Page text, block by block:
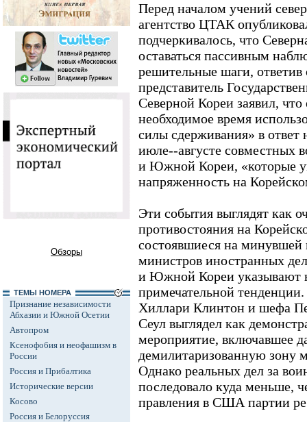
Обзоры
ТЕМЫ НОМЕРА
Признание независимости
Абхазии и Южной Осетии
Автопром
Ксенофобия и неофашизм в
России
Россия и Прибалтика
Исторические версии
Косово
Россия и Белоруссия
Перед началом учений
агентство ЦТАК
подчеркивалось, что
оставаться пассивным
решительные шаги, ответив
представитель
Северной Кореи заявил,
необходимое время
силы сдерживания» в
июле--августе
и Южной Кореи, «которые
напряженность на
Эти события выглядят как
противостояния на
состоявшиеся на минувшей
министров иностранных
и Южной Кореи указывают
примечательной
Хиллари Клинтон и шефа
Сеул выглядел как
мероприятие, включавшее
демилитаризованную
Однако реальных дел за
последовало куда меньше,
правления в США партии